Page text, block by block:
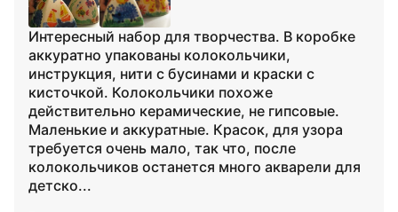
Интересный набор для творчества. В коробке
аккуратно упакованы колокольчики,
инструкция, нити с бусинами и краски с
кисточкой. Колокольчики похоже
действительно керамические, не гипсовые.
Маленькие и аккуратные. Красок, для узора
требуется очень мало, так что, после
колокольчиков останется много акварели для
детско...